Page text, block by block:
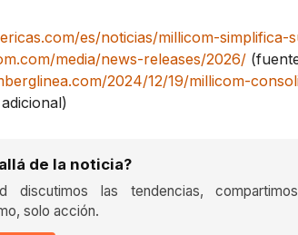
es/noticias/millicom-
media/news-releases/2026/
2024/12/19/millicom-
de la noticia?
discutimos las tendencias,
solo acción.